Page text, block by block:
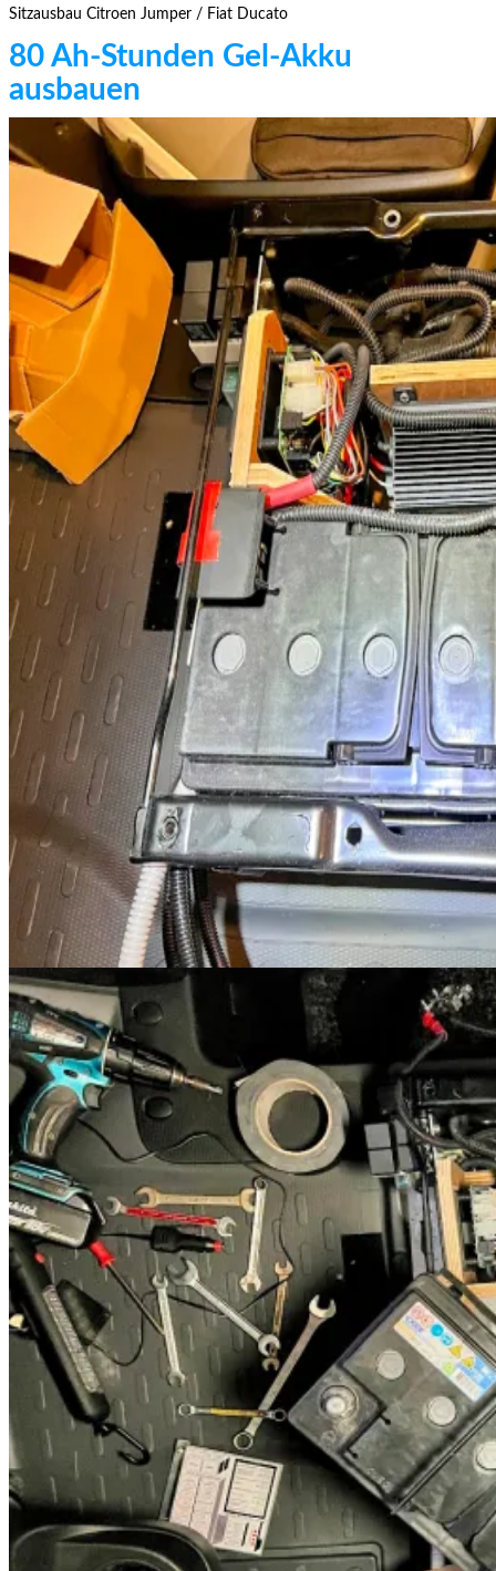
Sitzausbau Citroen Jumper / Fiat Ducato
80 Ah-Stunden Gel-Akku
ausbauen